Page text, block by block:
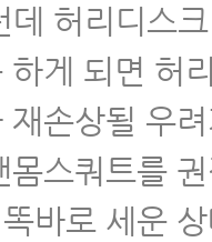
허리디스
게 되면 허
재손상될 우
스쿼트를
바로 세운